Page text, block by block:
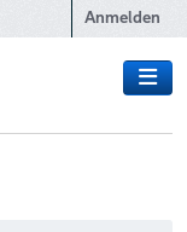
Anmelden